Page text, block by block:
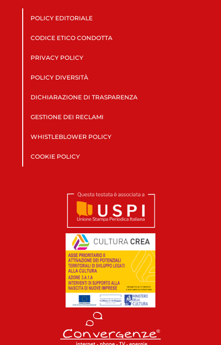
POLICY EDITORIALE
CODICE ETICO CONDOTTA
PRIVACY POLICY
POLICY DIVERSITÀ
DICHIARAZIONE DI TRASPARENZA
GESTIONE DEI RECLAMI
WHISTLEBLOWER POLICY
COOKIE POLICY